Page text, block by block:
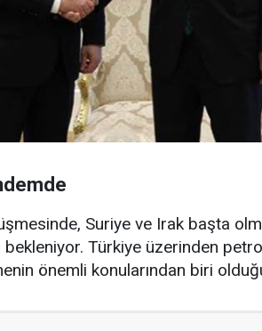
Suriye ve Irak başta
bekleniyor. Türkiye üzerinden
önemli konularından biri